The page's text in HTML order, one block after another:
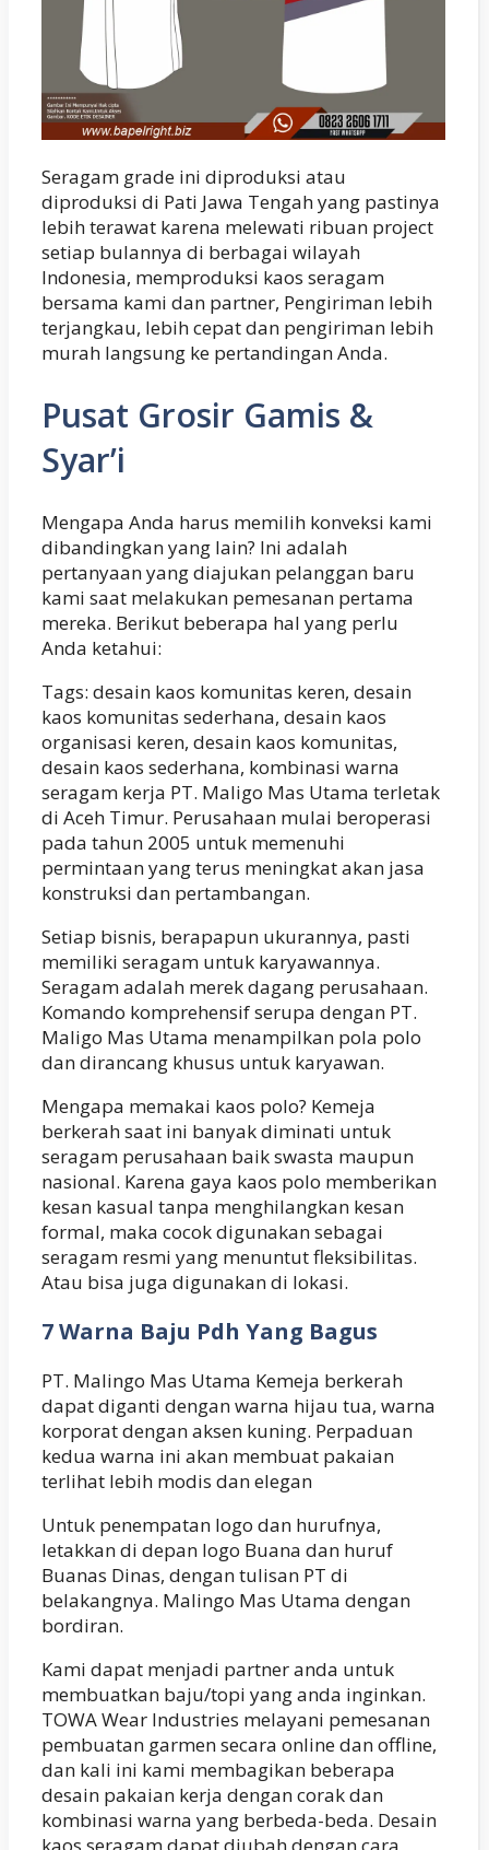
Seragam grade ini diproduksi atau
diproduksi di Pati Jawa Tengah yang pastinya
lebih terawat karena melewati ribuan project
setiap bulannya di berbagai wilayah
Indonesia, memproduksi kaos seragam
bersama kami dan partner, Pengiriman lebih
terjangkau, lebih cepat dan pengiriman lebih
murah langsung ke pertandingan Anda.
Pusat Grosir Gamis &
Syar’i
Mengapa Anda harus memilih konveksi kami
dibandingkan yang lain? Ini adalah
pertanyaan yang diajukan pelanggan baru
kami saat melakukan pemesanan pertama
mereka. Berikut beberapa hal yang perlu
Anda ketahui:
Tags: desain kaos komunitas keren, desain
kaos komunitas sederhana, desain kaos
organisasi keren, desain kaos komunitas,
desain kaos sederhana, kombinasi warna
seragam kerja PT. Maligo Mas Utama terletak
di Aceh Timur. Perusahaan mulai beroperasi
pada tahun 2005 untuk memenuhi
permintaan yang terus meningkat akan jasa
konstruksi dan pertambangan.
Setiap bisnis, berapapun ukurannya, pasti
memiliki seragam untuk karyawannya.
Seragam adalah merek dagang perusahaan.
Komando komprehensif serupa dengan PT.
Maligo Mas Utama menampilkan pola polo
dan dirancang khusus untuk karyawan.
Mengapa memakai kaos polo? Kemeja
berkerah saat ini banyak diminati untuk
seragam perusahaan baik swasta maupun
nasional. Karena gaya kaos polo memberikan
kesan kasual tanpa menghilangkan kesan
formal, maka cocok digunakan sebagai
seragam resmi yang menuntut fleksibilitas.
Atau bisa juga digunakan di lokasi.
7 Warna Baju Pdh Yang Bagus
PT. Malingo Mas Utama Kemeja berkerah
dapat diganti dengan warna hijau tua, warna
korporat dengan aksen kuning. Perpaduan
kedua warna ini akan membuat pakaian
terlihat lebih modis dan elegan
Untuk penempatan logo dan hurufnya,
letakkan di depan logo Buana dan huruf
Buanas Dinas, dengan tulisan PT di
belakangnya. Malingo Mas Utama dengan
bordiran.
Kami dapat menjadi partner anda untuk
membuatkan baju/topi yang anda inginkan.
TOWA Wear Industries melayani pemesanan
pembuatan garmen secara online dan offline,
dan kali ini kami membagikan beberapa
desain pakaian kerja dengan corak dan
kombinasi warna yang berbeda-beda. Desain